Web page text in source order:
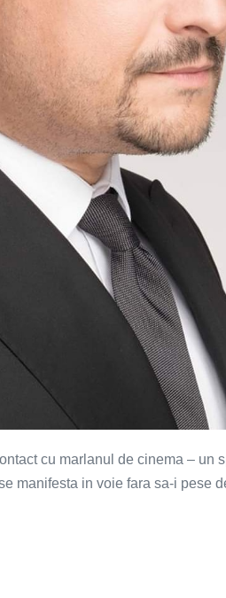
cu marlanul de cinema – un
manifesta in voie fara sa-i pese